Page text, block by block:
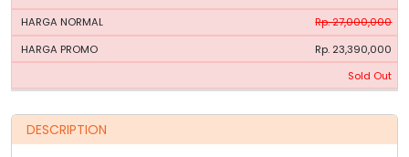
Rp. 27,000,000
Rp. 23,390,000
Sold Out
DESCRIPTION